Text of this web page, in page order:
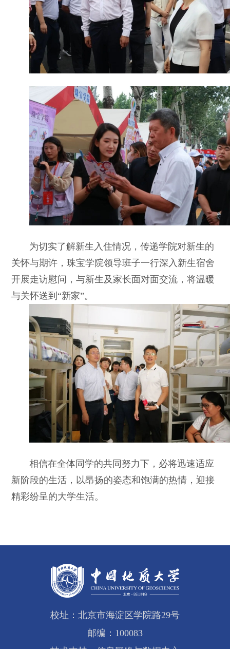
为切实了解新生入住情况，传递学院对新生的
关怀与期许，珠宝学院领导班子一行深入新生宿舍
开展走访慰问，与新生及家长面对面交流，将温暖
与关怀送到“新家”。
相信在全体同学的共同努力下，必将迅速适应
新阶段的生活，以昂扬的姿态和饱满的热情，迎接
精彩纷呈的大学生活。
校址：北京市海淀区学院路29号
邮编：100083